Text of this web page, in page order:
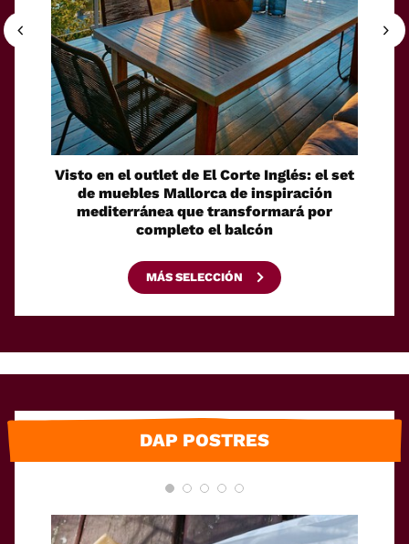
Visto en el outlet de El Corte Inglés: el set
de muebles Mallorca de inspiración
mediterránea que transformará por
completo el balcón
MÁS SELECCIÓN
DAP POSTRES